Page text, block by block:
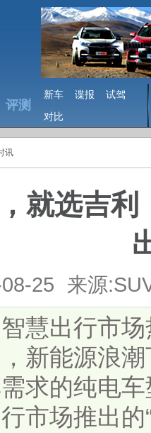
评测
新车 谍报
试驾
对比
讯
就选吉
25 来源
慧出行市
新能源浪
求的纯电
市场推出